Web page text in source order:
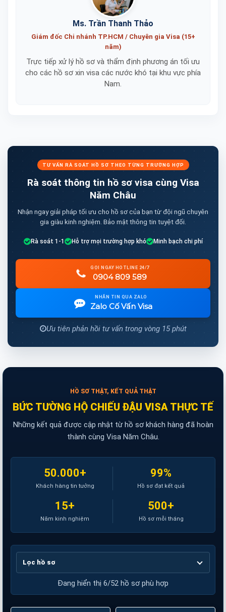
Ms. Trần Thanh Thảo
Giám đốc Chi nhánh TP.HCM / Chuyên gia Visa (15+
năm)
Trực tiếp xử lý hồ sơ và thẩm định phương án tối ưu
cho các hồ sơ xin visa các nước khó tại khu vực phía
Nam.
TƯ VẤN RÀ SOÁT HỒ SƠ THEO TỪNG TRƯỜNG HỢP
Rà soát thông tin hồ sơ visa cùng Visa
Năm Châu
Nhận ngay giải pháp tối ưu cho hồ sơ của bạn từ đội ngũ chuyên
gia giàu kinh nghiệm. Bảo mật thông tin tuyệt đối.
Rà soát 1-1 Hỗ trợ mọi trường hợp khó Minh bạch chi phí
GỌI NGAY HOTLINE 24/7
0904 809 589
NHẮN TIN QUA ZALO
Zalo Cố Vấn Visa
Ưu tiên phản hồi tư vấn trong vòng 15 phút
HỒ SƠ THẬT, KẾT QUẢ THẬT
BỨC TƯỜNG HỘ CHIẾU ĐẬU VISA THỰC TẾ
Những kết quả được cập nhật từ hồ sơ khách hàng đã hoàn
thành cùng Visa Năm Châu.
50.000+
Khách hàng tin tưởng
99%
Hồ sơ đạt kết quả
15+
Năm kinh nghiệm
500+
Hồ sơ mỗi tháng
Lọc hồ sơ
Đang hiển thị 6/52 hồ sơ phù hợp